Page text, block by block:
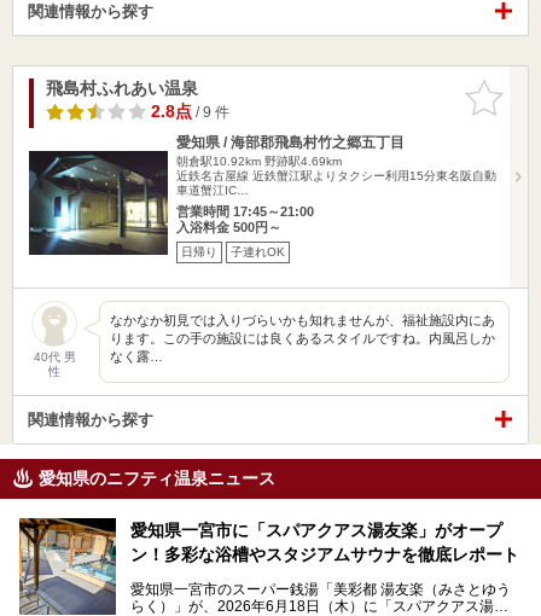
関連情報から探す
お気に入
りに追加
飛島村ふれあい温泉
2.8点/ 9 件
愛知県 / 海部郡飛島村竹之郷五丁目
朝倉駅10.92km 野跡駅4.69km
近鉄名古屋線 近鉄蟹江駅よりタクシー利用15分東名阪自動
車道蟹江IC…
営業時間 17:45～21:00
入浴料金 500円～
日帰り 子連れOK
40代 男
性
なかなか初見では入りづらいかも知れませんが、福祉施設内にあ
ります。この手の施設には良くあるスタイルですね。内風呂しか
なく露…
関連情報から探す
愛知県のニフティ温泉ニュース
愛知県一宮市に「スパアクアス湯友楽」がオープ
ン！多彩な浴槽やスタジアムサウナを徹底レポート
愛知県一宮市のスーパー銭湯「美彩都 湯友楽（みさとゆう
らく）」が、2026年6月18日（木）に「スパアクアス湯友